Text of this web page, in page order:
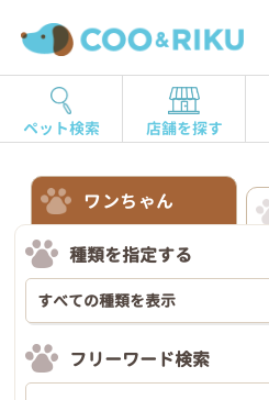
ペット検索 店舗を探す
ワンちゃん
種類を指定する
フリーワード検索